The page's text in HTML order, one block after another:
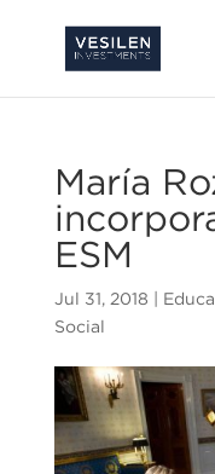
María
ESM
Jul 31, 2018
Social